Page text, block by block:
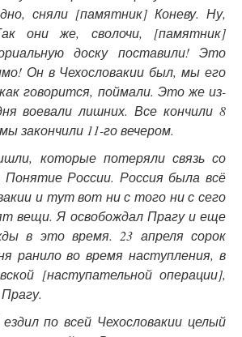
сняли [памятник] Коневу. Ну,
они же, сволочи, [памятник]
доску поставили! Это
Он в Чехословакии был, мы его
говорится, поймали. Это же из-
воевали лишних. Все кончили 8
закончили 11-го вечером.
которые потеряли связь со
России. Россия была всё
и тут вот ни с того ни с сего
вещи. Я освобождал Прагу и еще
в это время. 23 апреля сорок
ранило во время наступления, в
[наступательной операции],
по всей Чехословакии целый